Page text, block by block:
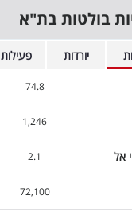
בולטות בת"א
יורדות פעילות
74.8
1,246
אל 2.1
72,100